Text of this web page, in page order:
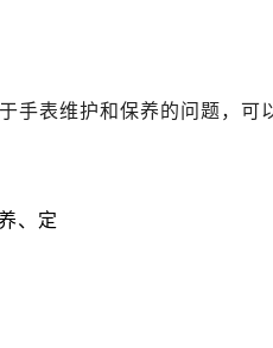
约）
手表维护和保养的问题，可